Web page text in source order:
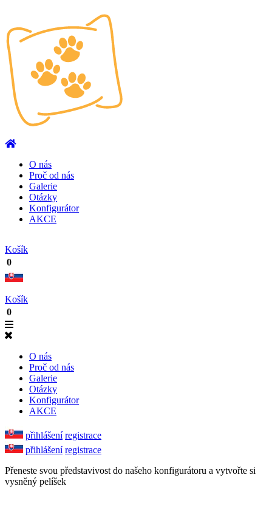
O nás
Proč od nás
Galerie
Otázky
Konfigurátor
AKCE
Košík
0
Košík
0
O nás
Proč od nás
Galerie
Otázky
Konfigurátor
AKCE
přihlášení registrace
přihlášení registrace
Přeneste svou představivost do našeho konfigurátoru a vytvořte si
vysněný pelíšek